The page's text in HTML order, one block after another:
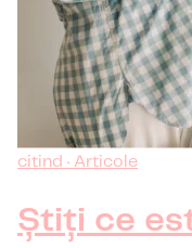
citind · Articole
Știți ce